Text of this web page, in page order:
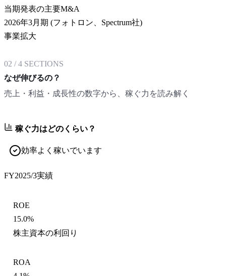
当期発表の主要M&A
2026年3月期 (フォトロン、Spectrum社)
事業拡大
02 /4 SECTIONS
なぜ伸びるの？
売上・利益・成長性の数字から、稼ぐ力を読み解く
稼ぐ力はどのくらい？
効率よく稼いでいます
FY2025/3実績
ROE
15.0%
株主資本の利回り
ROA